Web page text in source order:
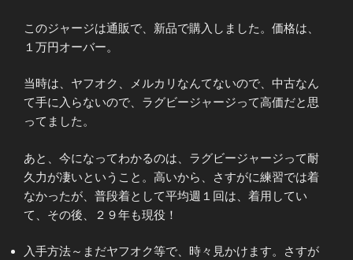
このジャージは通販で、新品で購入しました。価格は、
１万円オーバー。
当時は、ヤフオク、メルカリなんてないので、中古なん
て手に入らないので、ラグビージャージって高価だと思
ってました。
あと、今になってわかるのは、ラグビージャージって耐
久力が凄いということ。高いから、さすがに練習では着
なかったが、普段着として平均週１回は、着用してい
て、その後、２９年も現役！
入手方法～まだヤフオク等で、時々見かけます。さすが